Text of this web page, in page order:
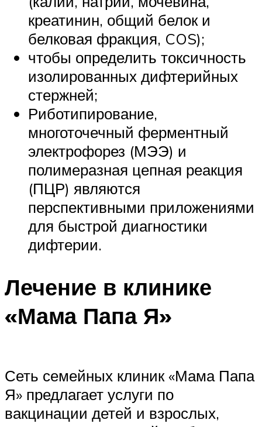
креатинин, общий белок и
белковая фракция, COS);
чтобы определить токсичность
изолированных дифтерийных
стержней;
Риботипирование,
многоточечный ферментный
электрофорез (МЭЭ) и
полимеразная цепная реакция
(ПЦР) являются
перспективными приложениями
для быстрой диагностики
дифтерии.
Лечение в клинике
«Мама Папа Я»
Сеть семейных клиник «Мама Папа
Я» предлагает услуги по
вакцинации детей и взрослых,